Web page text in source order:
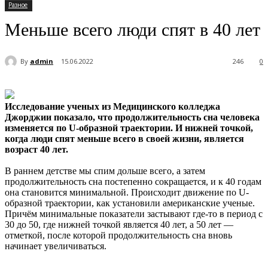
Разное
Меньше всего люди спят в 40 лет
By admin 15.06.2022 0
246
Исследование ученых из Медицинского колледжа
Джорджии показало, что продолжительность сна человека
изменяется по U-образной траектории. И нижней точкой,
когда люди спят меньше всего в своей жизни, является
возраст 40 лет.
В раннем детстве мы спим дольше всего, а затем
продолжительность сна постепенно сокращается, и к 40 годам
она становится минимальной. Происходит движение по U-
образной траектории, как установили американские ученые.
Причём минимальные показатели застывают где-то в период с
30 до 50, где нижней точкой является 40 лет, а 50 лет —
отметкой, после которой продолжительность сна вновь
начинает увеличиваться.